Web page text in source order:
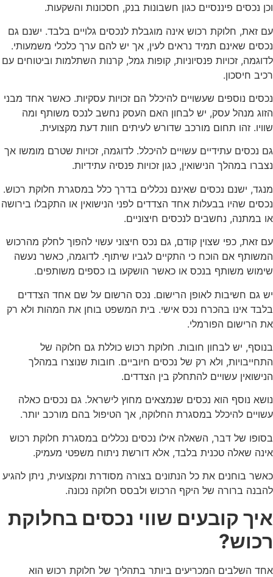
וכן נכסים פיננסיים כגון חשבונות בנק, חסכונות והשקעות.
עם זאת, חלוקת רכוש אינה מוגבלת לנכסים גלויים בלבד. ישנם גם
נכסים שאינם תמיד נראים לעין, אך יש להם ערך כלכלי משמעותי.
לדוגמה, זכויות פנסיוניות, קופות גמל, קרנות השתלמות וביטוחים עם
רכיב חיסכון.
נכסים נוספים שעשויים להיכלל הם זכויות עסקיות. כאשר אחד מבני
הזוג מנהל עסק, יש לבחון האם העסק נחשב לנכס משותף ומה
שוויו. זהו תחום מורכב שדורש לעיתים חוות דעת מקצועית.
גם נכסים עתידיים עשויים להיכלל. לדוגמה, זכויות שטרם מומשו אך
נצברו במהלך הנישואין, כגון זכויות פנסיה עתידיות.
מנגד, ישנם נכסים שאינם נכללים בדרך כלל במסגרת חלוקת רכוש.
נכסים שהיו בבעלות אחד הצדדים לפני הנישואין או התקבלו בירושה
או במתנה, נחשבים לנכסים חיצוניים.
עם זאת, כפי שצוין קודם, גם נכס חיצוני עשוי להפוך לחלק מהרכוש
המשותף אם הוכח כי התקיים לגביו שיתוף. לדוגמה, כאשר נעשה
שימוש משותף בנכס או כאשר הושקעו בו כספים משותפים.
יש גם חשיבות לאופן הרישום. נכס הרשום על שם אחד הצדדים
בלבד אינו בהכרח נכס אישי. בית המשפט בוחן את המהות ולא רק
את הרישום הפורמלי.
בנוסף, יש לבחון חובות. חלוקת רכוש כוללת גם חלוקה של
התחייבויות, ולא רק של נכסים חיוביים. חובות שנוצרו במהלך
הנישואין עשויים להתחלק בין הצדדים.
נושא נוסף הוא נכסים שנמצאים מחוץ לישראל. גם נכסים כאלה
עשויים להיכלל במסגרת החלוקה, אך הטיפול בהם מורכב יותר.
בסופו של דבר, השאלה אילו נכסים נכללים במסגרת חלוקת רכוש
אינה שאלה טכנית בלבד, אלא דורשת ניתוח משפטי מעמיק.
כאשר בוחנים את כל הנתונים בצורה מסודרת ומקצועית, ניתן להגיע
להבנה ברורה של היקף הרכוש ולבסס חלוקה נכונה.
איך קובעים שווי נכסים בחלוקת
רכוש?
אחד השלבים המכריעים ביותר בתהליך של חלוקת רכוש הוא